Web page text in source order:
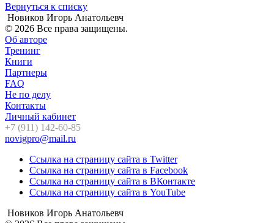
Вернуться к списку
Новиков Игорь Анатольевч
© 2026 Все права защищены.
Об авторе
Тренинг
Книги
Партнеры
FAQ
Не по делу
Контакты
Личный кабинет
+7 (911) 142-60-85
novigpro@mail.ru
Ссылка на страницу сайта в Twitter
Ссылка на страницу сайта в Facebook
Ссылка на страницу сайта в ВКонтакте
Ссылка на страницу сайта в YouTube
Новиков Игорь Анатольевч